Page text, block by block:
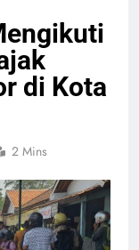
di Kota
2 Mins